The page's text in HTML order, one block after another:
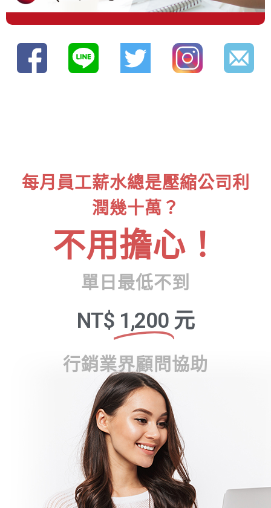
每月員工薪水總是壓縮公司利
潤幾十萬？
不用擔心！
單日最低不到
NT$ 1,200 元
行銷業界顧問協助